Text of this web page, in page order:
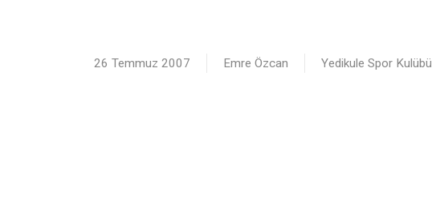
26 Temmuz 2007 Emre Özcan Yedikule Spor Kulübü